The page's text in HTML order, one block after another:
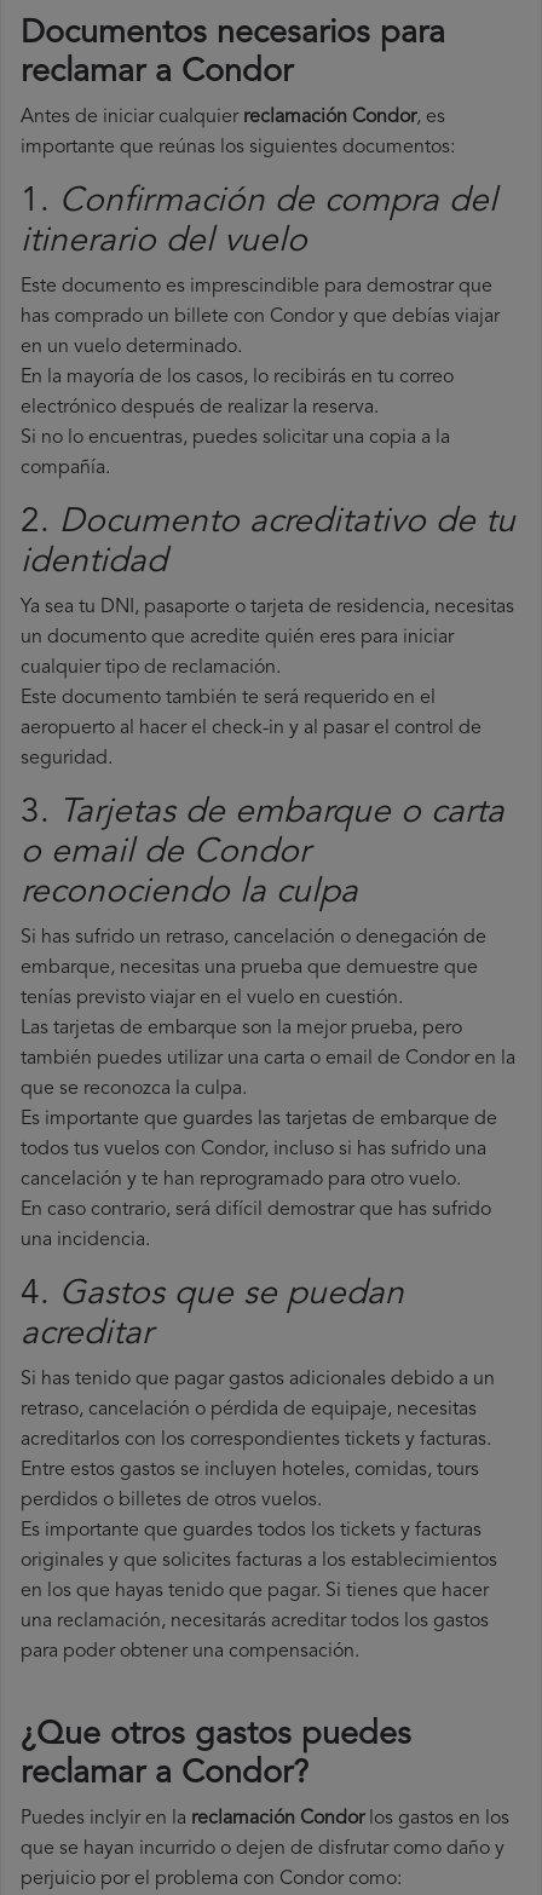
Documentos necesarios para
reclamar a Condor
Antes de iniciar cualquier reclamación Condor, es
importante que reúnas los siguientes documentos:
1. Confirmación de compra del
itinerario del vuelo
Este documento es imprescindible para demostrar que
has comprado un billete con Condor y que debías viajar
en un vuelo determinado.
En la mayoría de los casos, lo recibirás en tu correo
electrónico después de realizar la reserva.
Si no lo encuentras, puedes solicitar una copia a la
compañía.
2. Documento acreditativo de tu
identidad
Ya sea tu DNI, pasaporte o tarjeta de residencia, necesitas
un documento que acredite quién eres para iniciar
cualquier tipo de reclamación.
Este documento también te será requerido en el
aeropuerto al hacer el check-in y al pasar el control de
seguridad.
3.
Tarjetas de embarque o carta
o email de Condor
reconociendo la culpa
Si has sufrido un retraso, cancelación o denegación de
embarque, necesitas una prueba que demuestre que
tenías previsto viajar en el vuelo en cuestión.
Las tarjetas de embarque son la mejor prueba, pero
también puedes utilizar una carta o email de Condor en la
que se reconozca la culpa.
Es importante que guardes las tarjetas de embarque de
todos tus vuelos con Condor, incluso si has sufrido una
cancelación y te han reprogramado para otro vuelo.
En caso contrario, será difícil demostrar que has sufrido
una incidencia.
4. Gastos que se puedan
acreditar
Si has tenido que pagar gastos adicionales debido a un
retraso, cancelación o pérdida de equipaje, necesitas
acreditarlos con los correspondientes tickets y facturas.
Entre estos gastos se incluyen hoteles, comidas, tours
perdidos o billetes de otros vuelos.
Es importante que guardes todos los tickets y facturas
originales y que solicites facturas a los establecimientos
en los que hayas tenido que pagar. Si tienes que hacer
una reclamación, necesitarás acreditar todos los gastos
para poder obtener una compensación.
¿Que otros gastos puedes
reclamar a Condor​?
Puedes inclyir en la reclamación Condorlos gastos en los
que se hayan incurrido o dejen de disfrutar como daño y
perjuicio por el problema con Condor como: